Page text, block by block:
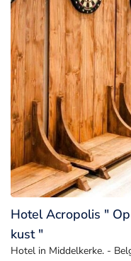
Hotel Acropolis "
kust "
Hotel in Middelkerke. -